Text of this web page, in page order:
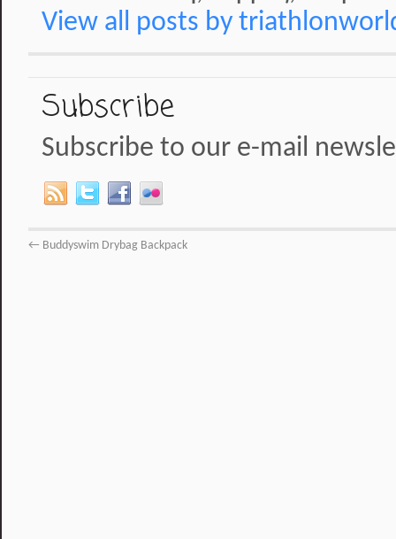
View all posts by
Subscribe
Subscribe to our e-mail
← Buddyswim Drybag Backpack